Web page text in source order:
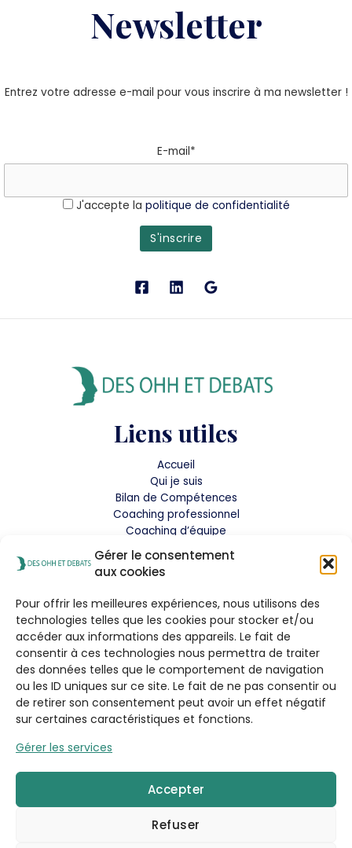
Gérer le consentement
aux cookies
Pour offrir les meilleures expériences, nous utilisons des
technologies telles que les cookies pour stocker et/ou
accéder aux informations des appareils. Le fait de
consentir à ces technologies nous permettra de traiter
des données telles que le comportement de navigation
ou les ID uniques sur ce site. Le fait de ne pas consentir ou
de retirer son consentement peut avoir un effet négatif
sur certaines caractéristiques et fonctions.
Gérer les services
Accepter
Refuser
Newsletter
Entrez votre adresse e-mail pour vous inscrire à ma newsletter !
E-mail*
J'accepte la politique de confidentialité
Liens utiles
Accueil
Qui je suis
Bilan de Compétences
Coaching professionnel
Coaching d’équipe
Analyse comportementale
Blog
Contact
Adresse : 10 Rue du Général de Castelnau
STRASBOURG 67000
Tel : +33 (0)6 32 93 94 30
Email : mpuech@desohhetdebats.fr
Politique de confidentialité|